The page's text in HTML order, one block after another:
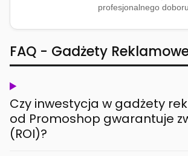
profesjonalnego
FAQ - Gadżety
Czy inwestycja w gadżety
od Promoshop gwarantuje
(ROI)?